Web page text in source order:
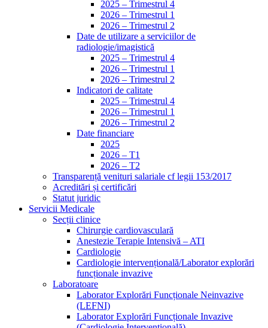
2025 – Trimestrul 4
2026 – Trimestrul 1
2026 – Trimestrul 2
Date de utilizare a serviciilor de
radiologie/imagistică
2025 – Trimestrul 4
2026 – Trimestrul 1
2026 – Trimestrul 2
Indicatori de calitate
2025 – Trimestrul 4
2026 – Trimestrul 1
2026 – Trimestrul 2
Date financiare
2025
2026 – T1
2026 – T2
Transparență venituri salariale cf legii 153/2017
Acreditări și certificări
Statut juridic
Servicii Medicale
Secții clinice
Chirurgie cardiovasculară
Anestezie Terapie Intensivă – ATI
Cardiologie
Cardiologie intervențională/Laborator explorări
funcționale invazive
Laboratoare
Laborator Explorări Funcționale Neinvazive
(LEFNI)
Laborator Explorări Funcționale Invazive